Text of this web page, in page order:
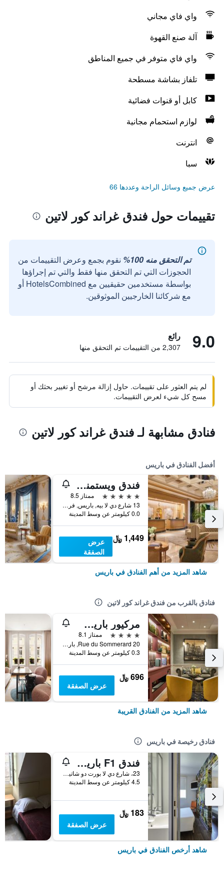
واي فاي مجاني
آلة صنع القهوة
واي فاي متوفر في جميع المناطق
تلفاز بشاشة مسطحة
كابل أو قنوات فضائية
لوازم استحمام مجانية
انترنت
سبا
عرض جميع وسائل الراحة وعددها 66
تقييمات حول فندق غراند كور لاتين
تم التحقق منه 100%
نقوم بجمع وعرض التقييمات من
الحجوزات التي تم التحقق منها فقط والتي تم إجراؤها
بواسطة مستخدمين حقيقيين مع HotelsCombined أو
مع شركائنا الخارجيين الموثوقين.
9.0 رائع
2,307 من التقييمات تم التحقق منها
لم يتم العثور على تقييمات. حاول إزالة مرشح أو تغيير بحثك أو
مسح كل شيء لعرض التقييمات.
فنادق مشابهة لـ فندق غراند كور لاتين
أفضل الفنادق في باريس
فندق ويستمنستر
5 نجوم
ممتاز 8.5
13 شارع دي لا بيه, باريس, فرنسا
0.0 كيلومتر عن وسط المدينة
1,449 ﷼
عرض
الصفقة
شاهد المزيد من أهم الفنادق في باريس
فنادق بالقرب من فندق غراند كور لاتين
مركيور باريس نوتردام سان جرمان دي بري
4 نجوم
ممتاز 8.1
20 Rue du Sommerard, باريس, فرنسا
0.3 كيلومتر عن وسط المدينة
696 ﷼
عرض الصفقة
شاهد المزيد من الفنادق القريبة
فنادق رخيصة في باريس
فندق F1 باريس بورت دو شاتيلون
23، شارع دي لا بورت دو شاتيلون, باريس, فرنسا
4.5 كيلومتر عن وسط المدينة
183 ﷼
عرض الصفقة
شاهد أرخص الفنادق في باريس